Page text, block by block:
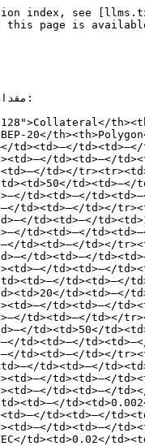
index, see
this page is
20</
td><td>—</
td><td>—</
td></
td><td>—</
td><td>—</td></
td><td>—</
td><td>—</
td><td>—</td></
td><td>—</
td><td>—</
td><td>—</
td><td>—</
td><td>—</
td><td>—</td></
td><td>50</
td><td>—</
td><td>—</td></
td><td>—</
td><td>—</
td><td>—</
td><td>—</
td><td>—</
td><td>0.02</